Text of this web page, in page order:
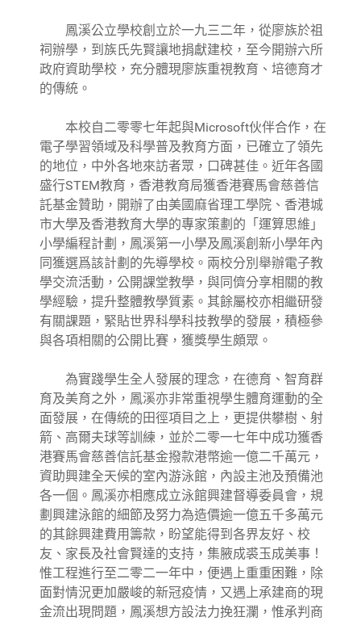
鳳溪公立學校創立於一九三二年，從廖族於祖
祠辦學，到族氏先賢讓地捐獻建校，至今開辦六所
政府資助學校，充分體現廖族重視教育、培德育才
的傳統。
本校自二零零七年起與Microsoft伙伴合作，在
電子學習領域及科學普及教育方面，已確立了領先
的地位，中外各地來訪者眾，口碑甚佳。近年各國
盛行STEM教育，香港教育局獲香港賽馬會慈善信
託基金贊助，開辦了由美國麻省理工學院、香港城
市大學及香港教育大學的專家策劃的「運算思維」
小學編程計劃，鳳溪第一小學及鳳溪創新小學年內
同獲選爲該計劃的先導學校。兩校分別舉辦電子教
學交流活動，公開課堂教學，與同儕分享相關的教
學經驗，提升整體教學質素。其餘屬校亦相繼研發
有關課題，緊貼世界科學科技教學的發展，積極參
與各項相關的公開比賽，獲獎學生頗眾。
為實踐學生全人發展的理念，在德育、智育群
育及美育之外，鳳溪亦非常重視學生體育運動的全
面發展，在傳統的田徑項目之上，更提供攀樹、射
箭、高爾夫球等訓練，並於二零一七年中成功獲香
港賽馬會慈善信託基金撥款港幣逾一億二千萬元，
資助興建全天候的室內游泳館，內設主池及預備池
各一個。鳳溪亦相應成立泳館興建督導委員會，規
劃興建泳館的細節及努力為造價逾一億五千多萬元
的其餘興建費用籌款，盼望能得到各界友好、校
友、家長及社會賢達的支持，集腋成裘玉成美事！
惟工程進行至二零二一年中，便遇上重重困難，除
面對情況更加嚴峻的新冠疫情，又遇上承建商的現
金流出現問題，鳳溪想方設法力挽狂瀾，惟承判商